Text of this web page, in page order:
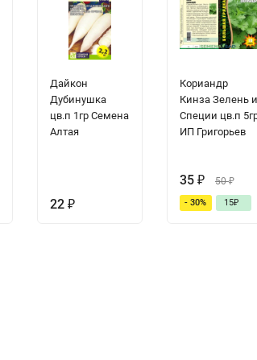
Дайкон
Дубинушка
цв.п 1гр Семена
Алтая
22₽
Кориандр
Кинза Зелень и
Специи цв.п
ИП Григорьев
35 ₽ 50₽
- 30% 15₽